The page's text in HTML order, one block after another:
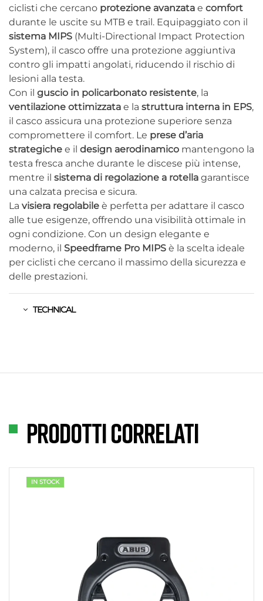
ciclisti che cercano protezione avanzata e comfort
durante le uscite su MTB e trail. Equipaggiato con il
sistema MIPS (Multi-Directional Impact Protection
System), il casco offre una protezione aggiuntiva
contro gli impatti angolati, riducendo il rischio di
lesioni alla testa.
Con il guscio in policarbonato resistente, la
ventilazione ottimizzata e la struttura interna in EPS,
il casco assicura una protezione superiore senza
compromettere il comfort. Le prese d’aria
strategiche e il design aerodinamico mantengono la
testa fresca anche durante le discese più intense,
mentre il sistema di regolazione a rotella garantisce
una calzata precisa e sicura.
La visiera regolabile è perfetta per adattare il casco
alle tue esigenze, offrendo una visibilità ottimale in
ogni condizione. Con un design elegante e
moderno, il Speedframe Pro MIPS è la scelta ideale
per ciclisti che cercano il massimo della sicurezza e
delle prestazioni.
TECHNICAL
Prodotti correlati
IN STOCK